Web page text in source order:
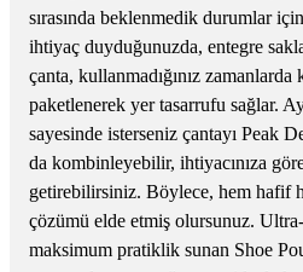
sırasında beklenmedik durumlar
ihtiyaç duyduğunuzda, entegre
çanta, kullanmadığınız
paketlenerek yer tasarrufu sağlar.
sayesinde isterseniz çantayı Peak
da kombinleyebilir, ihtiyacınıza
getirebilirsiniz. Böylece, hem hafif
çözümü elde etmiş olursunuz.
maksimum pratiklik sunan Shoe